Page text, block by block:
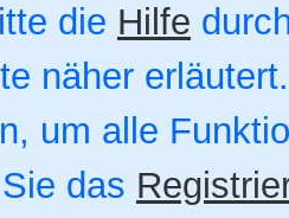
die Hilfe
näher
um alle
das